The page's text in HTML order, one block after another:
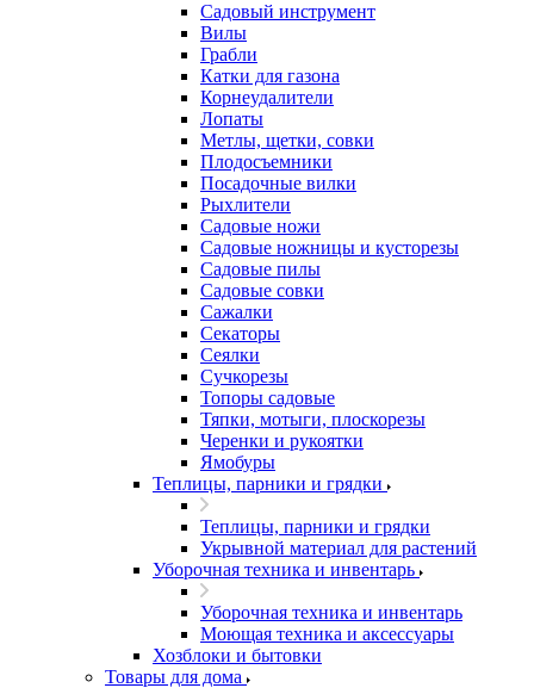
Садовый инструмент
Вилы
Грабли
Катки для газона
Корнеудалители
Лопаты
Метлы, щетки, совки
Плодосъемники
Посадочные вилки
Рыхлители
Садовые ножи
Садовые ножницы и кусторезы
Садовые пилы
Садовые совки
Сажалки
Секаторы
Сеялки
Сучкорезы
Топоры садовые
Тяпки, мотыги, плоскорезы
Черенки и рукоятки
Ямобуры
Теплицы, парники и грядки
Теплицы, парники и грядки
Укрывной материал для растений
Уборочная техника и инвентарь
Уборочная техника и инвентарь
Моющая техника и аксессуары
Хозблоки и бытовки
Товары для дома